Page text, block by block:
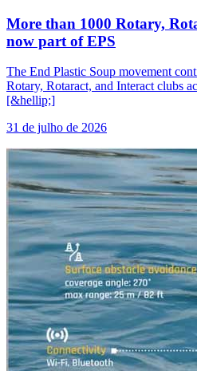
More than 1000 Rotary,
now part of EPS
The End Plastic Soup movement
Rotary, Rotaract, and Interact clubs
[&hellip;]
31 de julho de 2026